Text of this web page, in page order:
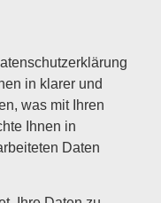
in klarer und
was mit Ihren
Ihnen in
Daten